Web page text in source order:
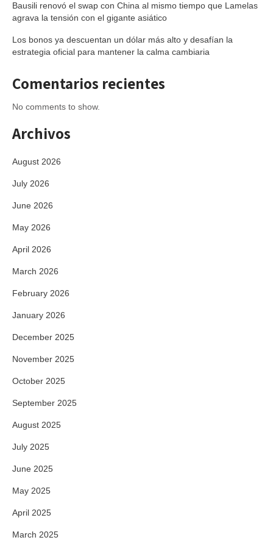
Bausili renovó el swap con China al mismo tiempo que Lamelas
agrava la tensión con el gigante asiático
Los bonos ya descuentan un dólar más alto y desafían la
estrategia oficial para mantener la calma cambiaria
Comentarios recientes
No comments to show.
Archivos
August 2026
July 2026
June 2026
May 2026
April 2026
March 2026
February 2026
January 2026
December 2025
November 2025
October 2025
September 2025
August 2025
July 2025
June 2025
May 2025
April 2025
March 2025